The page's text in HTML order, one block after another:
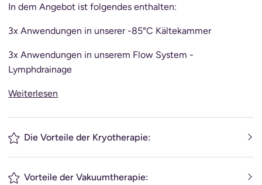
In dem Angebot ist folgendes enthalten:
3x Anwendungen in unserer -85°C Kältekammer
3x Anwendungen in unserem Flow System -
Lymphdrainage
Weiterlesen
Die Vorteile der Kryotherapie:
Vorteile der Vakuumtherapie: